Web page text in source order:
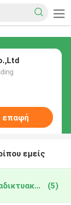
επαφή
εμείς
2kw lipstick labeling machine διαδικτυακή κατασκευή (5)